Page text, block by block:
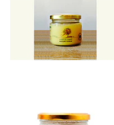
Ghee 210
ml
$6.990